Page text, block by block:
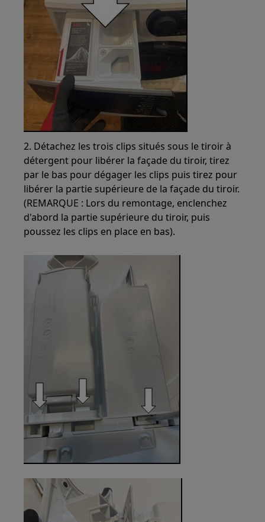
2. Détachez les trois clips situés sous le tiroir à
détergent pour libérer la façade du tiroir, tirez
par le bas pour dégager les clips puis tirez pour
libérer la partie supérieure de la façade du tiroir.
(REMARQUE : Lors du remontage, enclenchez
d'abord la partie supérieure du tiroir, puis
poussez les clips en place en bas).